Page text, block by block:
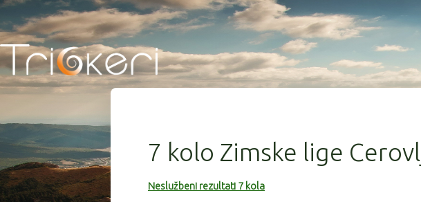
7 kolo Zimske lige
Neslužbeni rezultati 7 kola